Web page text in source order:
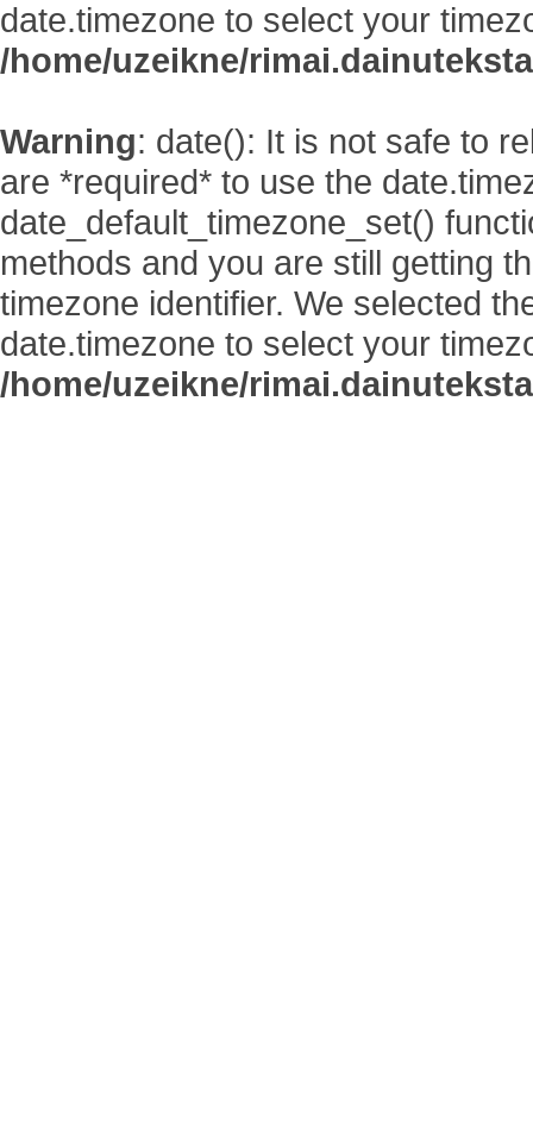
date.timezone to select your
/home/uzeikne/
Warning: date(): It is not safe to
are *required* to use the
date_default_timezone_set()
methods and you are still getting
timezone identifier. We selected
date.timezone to select your
/home/uzeikne/